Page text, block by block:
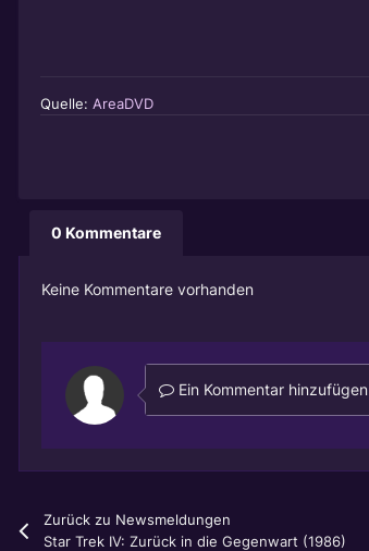
Quelle: AreaDVD
0 Kommentare
Keine Kommentare vorhanden
Ein Kommentar hinzufügen
Zurück zu Newsmeldungen
Star Trek IV: Zurück in die Gegenwart (1986)